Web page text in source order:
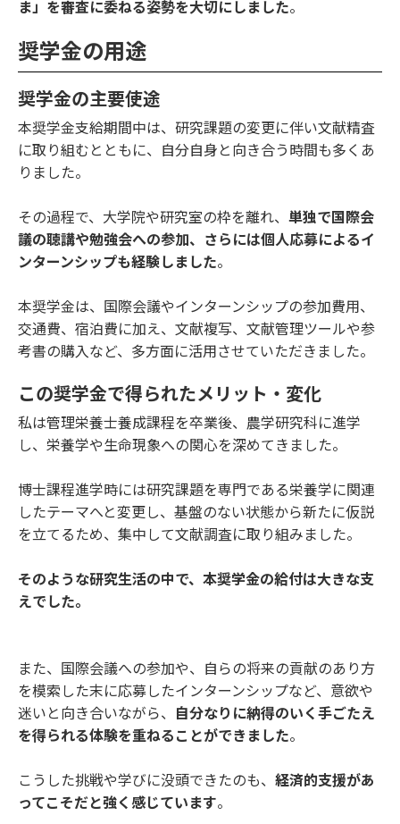
ま」を審査に委ねる姿勢を大切にしました。
奨学金の用途
奨学金の主要使途
本奨学金支給期間中は、研究課題の変更に伴い文献精査
に取り組むとともに、自分自身と向き合う時間も多くあ
りました。
その過程で、大学院や研究室の枠を離れ、 単独で国際会
議の聴講や勉強会への参加、さらには個人応募によるイ
ンターンシップも経験しました。
本奨学金は、国際会議やインターンシップの参加費用、
交通費、宿泊費に加え、文献複写、文献管理ツールや参
考書の購入など、多方面に活用させていただきました。
この奨学金で得られたメリット・変化
私は管理栄養士養成課程を卒業後、農学研究科に進学
し、栄養学や生命現象への関心を深めてきました。
博士課程進学時には研究課題を専門である栄養学に関連
したテーマへと変更し、基盤のない状態から新たに仮説
を立てるため、集中して文献調査に取り組みました。
そのような研究生活の中で、本奨学金の給付は大きな支
えでした。
また、国際会議への参加や、自らの将来の貢献のあり方
を模索した末に応募したインターンシップなど、意欲や
迷いと向き合いながら、 自分なりに納得のいく手ごたえ
を得られる体験を重ねることができました。
こうした挑戦や学びに没頭できたのも、 経済的支援があ
ってこそだと強く感じています。